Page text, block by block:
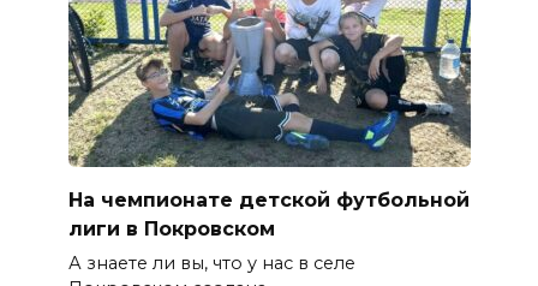
На чемпионате детской футбольной
лиги в Покровском
А знаете ли вы, что у нас в селе